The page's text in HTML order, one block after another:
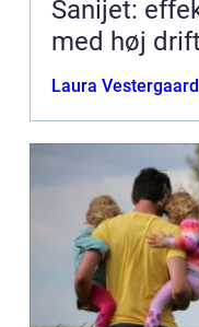
Sanijet:
med høj
Laura Vestergaard